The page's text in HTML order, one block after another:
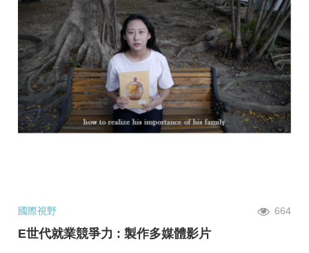
國際視野 664
E世代就業競爭力 : 製作多媒體影片